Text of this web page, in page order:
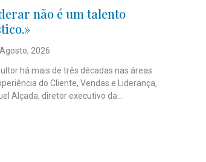
não é um talento
2026
há mais de três décadas nas áreas
do Cliente, Vendas e Liderança,
Alçada, diretor executivo da...